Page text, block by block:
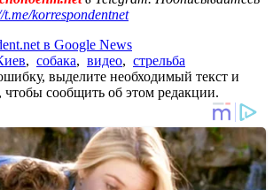
t.me/korrespondentnet
в Google News
, собака, видео, стрельба
выделите необходимый текст и
сообщить об этом редакции.